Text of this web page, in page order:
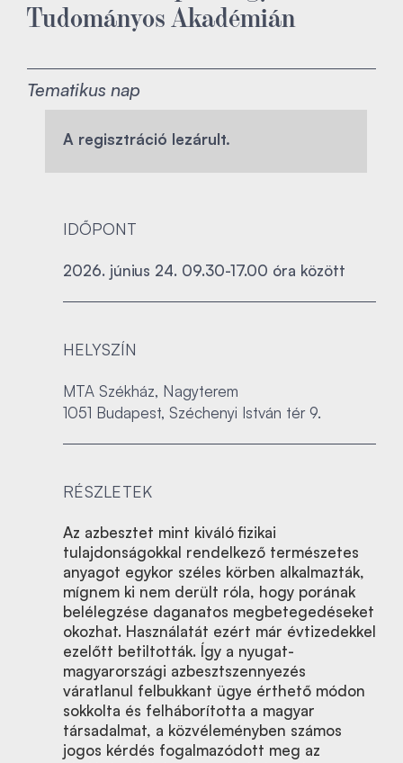
Tudományos Akadémián
Tematikus nap
A regisztráció lezárult.
IDŐPONT
2026. június 24. 09.30-17.00 óra között
HELYSZÍN
MTA Székház, Nagyterem
1051 Budapest, Széchenyi István tér 9.
RÉSZLETEK
Az azbesztet mint kiváló fizikai
tulajdonságokkal rendelkező természetes
anyagot egykor széles körben alkalmazták,
mígnem ki nem derült róla, hogy porának
belélegzése daganatos megbetegedéseket
okozhat. Használatát ezért már évtizedekkel
ezelőtt betiltották. Így a nyugat-
magyarországi azbesztszennyezés
váratlanul felbukkant ügye érthető módon
sokkolta és felháborította a magyar
társadalmat, a közvéleményben számos
jogos kérdés fogalmazódott meg az